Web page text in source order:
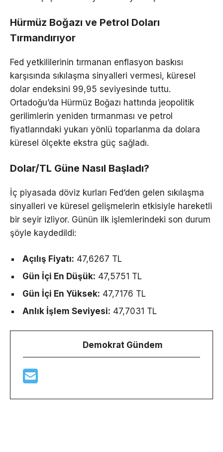
Hürmüz Boğazı ve Petrol Doları
Tırmandırıyor
Fed yetkililerinin tırmanan enflasyon baskısı
karşısında sıkılaşma sinyalleri vermesi, küresel
dolar endeksini 99,95 seviyesinde tuttu.
Ortadoğu’da Hürmüz Boğazı hattında jeopolitik
gerilimlerin yeniden tırmanması ve petrol
fiyatlarındaki yukarı yönlü toparlanma da dolara
küresel ölçekte ekstra güç sağladı.
Dolar/TL Güne Nasıl Başladı?
İç piyasada döviz kurları Fed’den gelen sıkılaşma
sinyalleri ve küresel gelişmelerin etkisiyle hareketli
bir seyir izliyor. Günün ilk işlemlerindeki son durum
şöyle kaydedildi:
Açılış Fiyatı: 47,6267 TL
Gün İçi En Düşük: 47,5751 TL
Gün İçi En Yüksek: 47,7176 TL
Anlık İşlem Seviyesi: 47,7031 TL
Demokrat Gündem